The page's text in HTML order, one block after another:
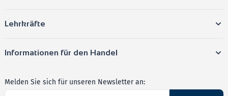
Lehrkräfte
Informationen für den Handel
Melden Sie sich für unseren Newsletter an: